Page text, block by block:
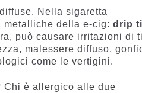
Nella sigaretta
metalliche della e-cig:drip
può causare irritazioni di
malessere diffuso,
come le vertigini.
Chi è allergico alle due